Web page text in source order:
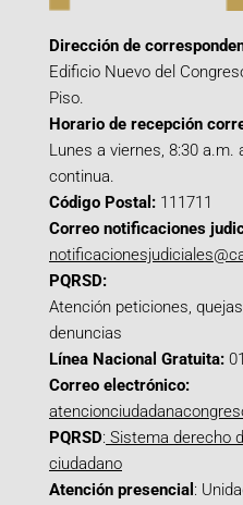
Dirección de
Edificio Nuevo del
Piso.
Horario de recepción
Lunes a viernes, 8:30 a.m.
continua.
Código Postal: 111711
Correo notificaciones
PQRSD:
Atención peticiones,
denuncias
Línea Nacional Gratuita:
Correo electrónico:
PQRSD: Sistema derecho
ciudadano
Atención presencial :